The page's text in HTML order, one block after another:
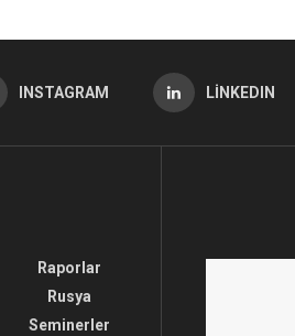
INSTAGRAM LINKEDIN
Raporlar
Rusya
Seminerler